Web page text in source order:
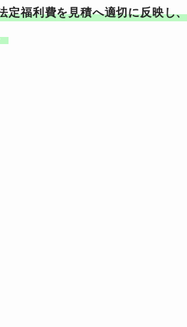
定福利費を見積へ適切に反映し